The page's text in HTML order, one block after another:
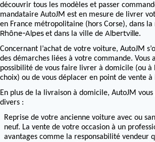
découvrir tous les modèles et passer
mandataire AutoJM est en mesure de livrer
en France métropolitaine (hors Corse), dans la
Rhône-Alpeset dans la ville de Albertville.
Concernant l’achat de votre voiture, AutoJM
des démarches liées à votre commande. Vous
possibilité de vous faire livrer à domicile (ou à
choix) ou de vous déplacer en point de vente
En plus de la livraison à domicile, AutoJM
divers :
Reprise de votre ancienne voiture avec ou
neuf. La vente de votre occasion à un
avantages comme la responsabilité vendeur